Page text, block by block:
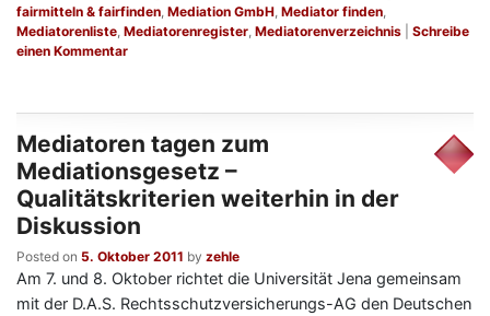
fairmitteln & fairfinden Mediation GmbH Mediator finden
Mediatorenliste Mediatorenregister Mediatorenverzeichnis
Schreibe
einen Kommentar
Mediatoren tagen zum
Mediationsgesetz –
Qualitätskriterien weiterhin in der
Diskussion
Posted on 5. Oktober 2011 by zehle
Am 7. und 8. Oktober richtet die Universität Jena gemeinsam
mit der D.A.S. Rechtsschutzversicherungs-AG den Deutschen